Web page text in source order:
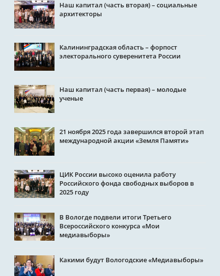
Наш капитал (часть вторая) – социальные
архитекторы
Калининградская область – форпост
электорального суверенитета России
Наш капитал (часть первая) – молодые
ученые
21 ноября 2025 года завершился второй этап
международной акции «Земля Памяти»
ЦИК России высоко оценила работу
Российского фонда свободных выборов в
2025 году
В Вологде подвели итоги Третьего
Всероссийского конкурса «Мои
медиавыборы»
Какими будут Вологодские «Медиавыборы»